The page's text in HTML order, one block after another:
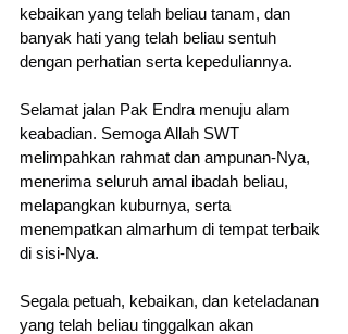
kebaikan yang telah beliau tanam, dan
banyak hati yang telah beliau sentuh
dengan perhatian serta kepeduliannya.
Selamat jalan Pak Endra menuju alam
keabadian. Semoga Allah SWT
melimpahkan rahmat dan ampunan-Nya,
menerima seluruh amal ibadah beliau,
melapangkan kuburnya, serta
menempatkan almarhum di tempat terbaik
di sisi-Nya.
Segala petuah, kebaikan, dan keteladanan
yang telah beliau tinggalkan akan